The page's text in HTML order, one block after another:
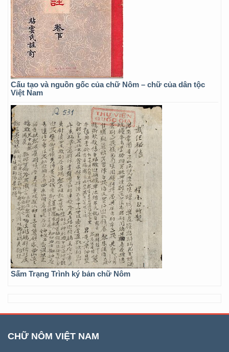
Cấu tạo và nguồn gốc của chữ Nôm – chữ của dân tộc
Việt Nam
Sấm Trạng Trình ký bản chữ Nôm
CHỮ NÔM VIỆT NAM